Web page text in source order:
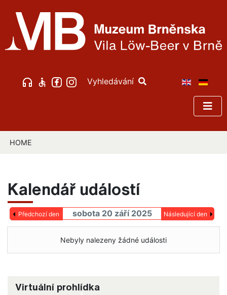
Vyhledávání
HOME
Kalendář událostí
Předchozí den sobota 20 září 2025 Následující den
Nebyly nalezeny žádné události
Virtuální prohlídka